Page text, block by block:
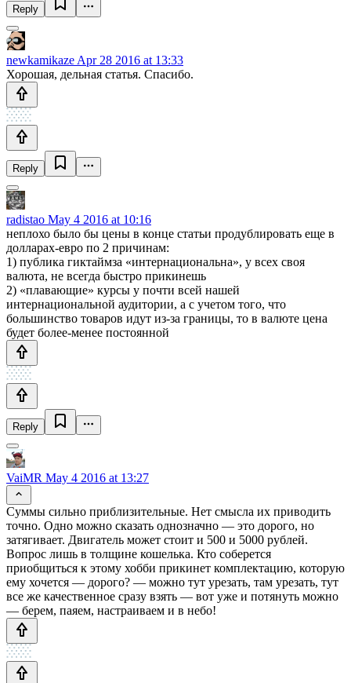
Reply
newkamikaze Apr 28 2016 at 13:33
Хорошая, дельная статья. Спасибо.
Reply
radistao May 4 2016 at 10:16
неплохо было бы цены в конце статьи продублировать еще в
долларах-евро по 2 причинам:
1) публика гиктаймза «интернациональна», у всех своя
валюта, не всегда быстро прикинешь
2) «плавающие» курсы у почти всей нашей
интернациональной аудитории, а с учетом того, что
большинство товаров идут из-за границы, то в валюте цена
будет более-менее постоянной
Reply
VaiMR May 4 2016 at 13:27
Суммы сильно приблизительные. Нет смысла их приводить
точно. Одно можно сказать однозначно — это дорого, но
затягивает. Двигатель может стоит и 500 и 5000 рублей.
Вопрос лишь в толщине кошелька. Кто соберется
приобщиться к этому хобби прикинет комплектацию, которую
ему хочется — дорого? — можно тут урезать, там урезать, тут
все же качественное сразу взять — вот уже и потянуть можно
— берем, паяем, настраиваем и в небо!